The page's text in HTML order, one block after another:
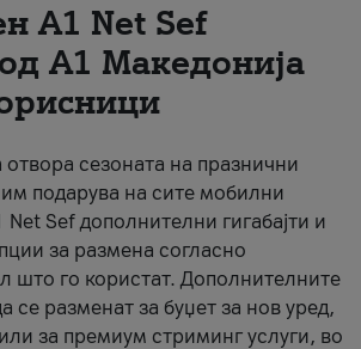
A1 Net Sеf
А1 Македонија
отвора сезоната на празнични
подарува на сите мобилни
Sef дополнителни гигабајти и
за размена согласно
што го користат. Дополнителните
се разменат за буџет за нов уред,
за премиум стриминг услуги, во